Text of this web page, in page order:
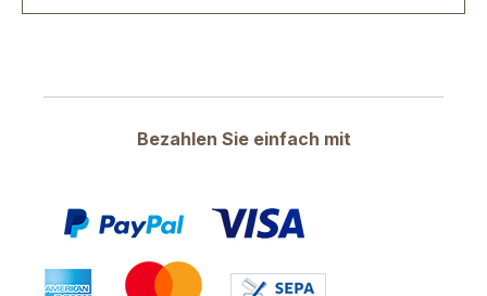
Bezahlen Sie einfach mit